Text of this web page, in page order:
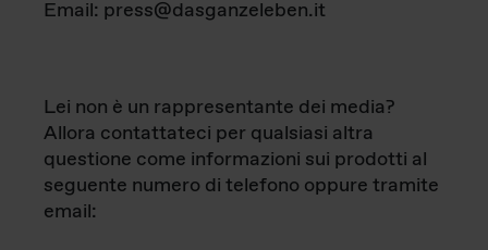
Email: press@dasganzeleben.it
Lei non è un rappresentante dei media?
Allora contattateci per qualsiasi altra
questione come informazioni sui prodotti al
seguente numero di telefono oppure tramite
email: